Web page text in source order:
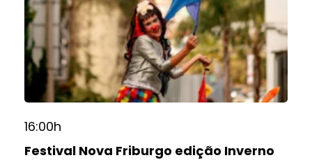
16:00h
Festival Nova Friburgo edição Inverno